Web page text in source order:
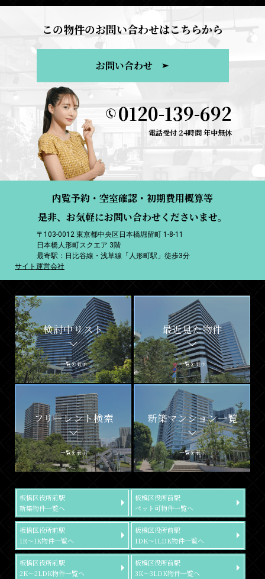
この物件のお問い合わせはこちらから
お問い合わせ
0120-139-692
電話受付 24時間 年中無休
内覧予約・空室確認・初期費用概算等
是非、お気軽にお問い合わせくださいませ。
〒103-0012 東京都中央区日本橋堀留町 1-8-11
日本橋人形町スクエア 3階
最寄駅：日比谷線・浅草線「人形町駅」徒歩3分
サイト運営会社
検討中リスト
一覧を表示
最近見た物件
一覧を表示
フリーレント検索
一覧を表示
新築マンション一覧
一覧を表示
板橋区役所前駅
新築物件一覧へ
板橋区役所前駅
ペット可物件一覧へ
板橋区役所前駅
1R～1K物件一覧へ
板橋区役所前駅
1DK～1LDK物件一覧へ
板橋区役所前駅
2K～2LDK物件一覧へ
板橋区役所前駅
3K～3LDK物件一覧へ